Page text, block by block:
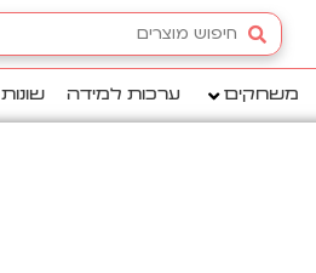
Search
...
משחקים ערכות למידה שונות